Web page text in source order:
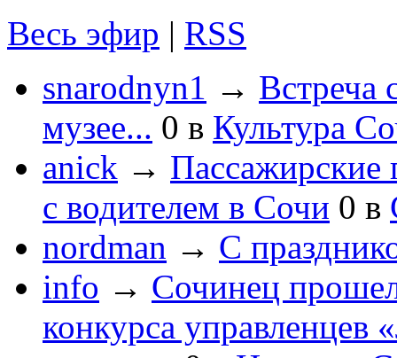
Весь эфир | RSS
snarodnyn1 → Встреча
музее... 0 в Культура
anick → Пассажирские
с водителем в Сочи 0 в
nordman → С
info → Сочинец
конкурса управленцев